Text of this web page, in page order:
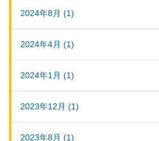
2024年8月 (1)
2024年4月 (1)
2024年1月 (1)
2023年12月 (1)
2023年8月 (1)